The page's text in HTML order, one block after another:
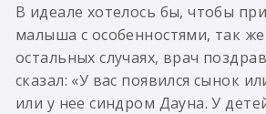
В идеале хотелось бы, чтобы
малыша с особенностями, так
остальных случаях, врач
сказал: «У вас появился сынок
или у нее синдром Дауна. У